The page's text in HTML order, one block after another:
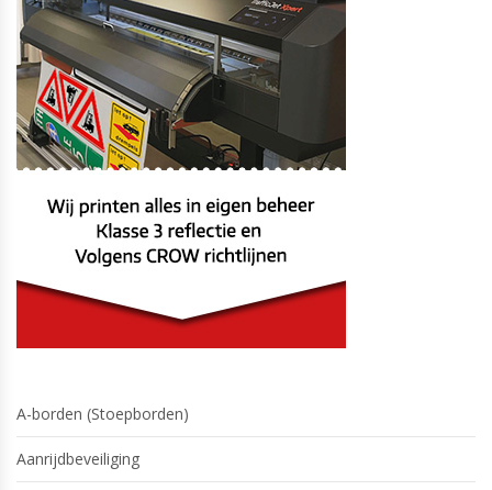
A-borden (Stoepborden)
Aanrijdbeveiliging